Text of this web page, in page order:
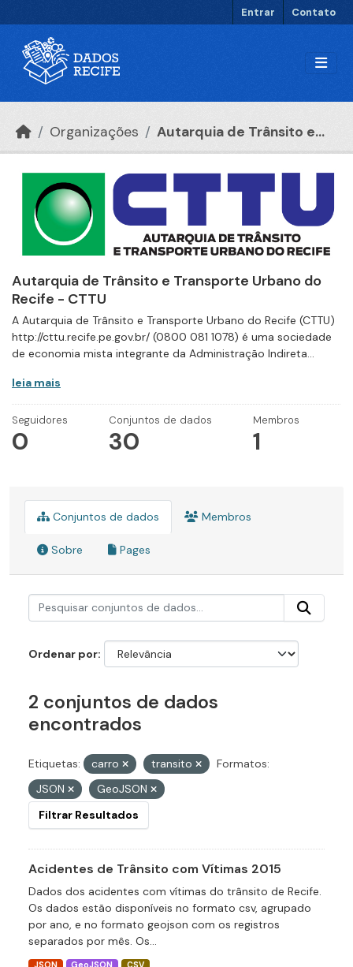
Entrar Contato
Organizações Autarquia de Trânsito e...
Autarquia de Trânsito e Transporte Urbano do
Recife - CTTU
A Autarquia de Trânsito e Transporte Urbano do Recife (CTTU)
http://cttu.recife.pe.gov.br/ (0800 081 1078) é uma sociedade
de economia mista integrante da Administração Indireta...
leia mais
Seguidores
0
Conjuntos de dados
30
Membros
1
Conjuntos de dados Membros
Sobre Pages
Ordenar por
2 conjuntos de dados
encontrados
Etiquetas: carro transito
Formatos:
JSON
GeoJSON
Filtrar Resultados
Acidentes de Trânsito com Vítimas 2015
Dados dos acidentes com vítimas do trânsito de Recife.
Os dados estão disponíveis no formato csv, agrupado
por ano, e no formato geojson com os registros
separados por mês. Os...